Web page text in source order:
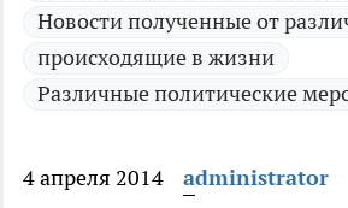
Новости полученные от
происходящие в жизни
Различные политические
4 апреля 2014
administrator